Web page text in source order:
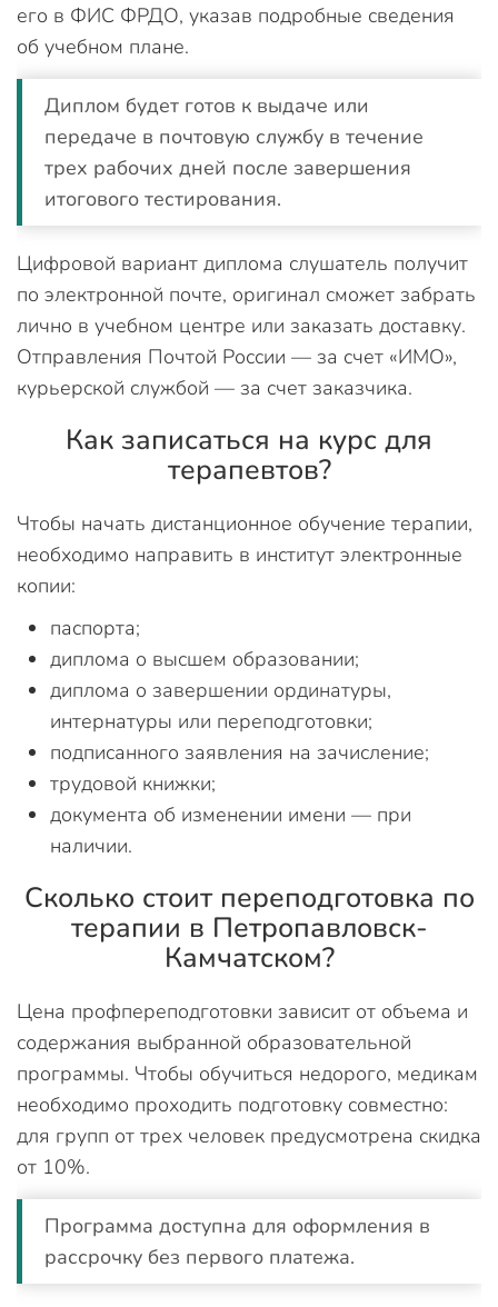
его в ФИС ФРДО, указав подробные сведения
об учебном плане.
Диплом будет готов к выдаче или
передаче в почтовую службу в течение
трех рабочих дней после завершения
итогового тестирования.
Цифровой вариант диплома слушатель получит
по электронной почте, оригинал сможет забрать
лично в учебном центре или заказать доставку.
Отправления Почтой России — за счет «ИМО»,
курьерской службой — за счет заказчика.
Как записаться на курс для
терапевтов?
Чтобы начать дистанционное обучение терапии,
необходимо направить в институт электронные
копии:
паспорта;
диплома о высшем образовании;
диплома о завершении ординатуры,
интернатуры или переподготовки;
подписанного заявления на зачисление;
трудовой книжки;
документа об изменении имени — при
наличии.
Сколько стоит переподготовка по
терапии в Петропавловск-
Камчатском?
Цена профпереподготовки зависит от объема и
содержания выбранной образовательной
программы. Чтобы обучиться недорого, медикам
необходимо проходить подготовку совместно:
для групп от трех человек предусмотрена скидка
от 10%.
Программа доступна для оформления в
рассрочку без первого платежа.